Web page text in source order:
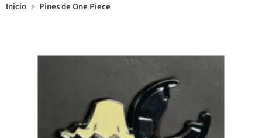
Inicio Pines de One Piece